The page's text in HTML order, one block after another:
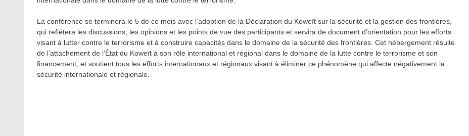
La conférence se terminera le 5 de ce mois avec l’adoption de la Déclaration du Koweït sur la sécurité et la gestion des frontières,
qui reflétera les discussions, les opinions et les points de vue des participants et servira de document d’orientation pour les efforts
visant à lutter contre le terrorisme et à construire capacités dans le domaine de la sécurité des frontières. Cet hébergement résulte
de l’attachement de l’État du Koweït à son rôle international et régional dans le domaine de la lutte contre le terrorisme et son
financement, et soutient tous les efforts internationaux et régionaux visant à éliminer ce phénomène qui affecte négativement la
sécurité internationale et régionale.